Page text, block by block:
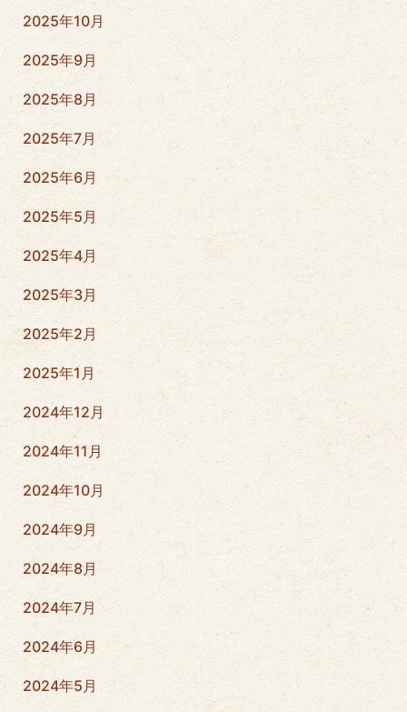
2025年10月
2025年9月
2025年8月
2025年7月
2025年6月
2025年5月
2025年4月
2025年3月
2025年2月
2025年1月
2024年12月
2024年11月
2024年10月
2024年9月
2024年8月
2024年7月
2024年6月
2024年5月